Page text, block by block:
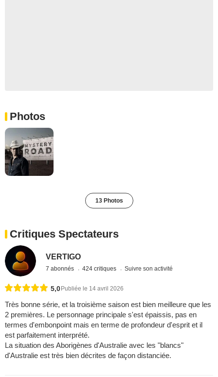
Photos
13 Photos
Critiques Spectateurs
VERTIGO
7 abonnés 424 critiques Suivre son activité
5,0 Publiée le 14 avril 2026
Très bonne série, et la troisième saison est bien meilleure que les
2 premières. Le personnage principale s'est épaissis, pas en
termes d'embonpoint mais en terme de profondeur d'esprit et il
est parfaitement interprété.
La situation des Aborigènes d'Australie avec les "blancs"
d'Australie est très bien décrites de façon distanciée.